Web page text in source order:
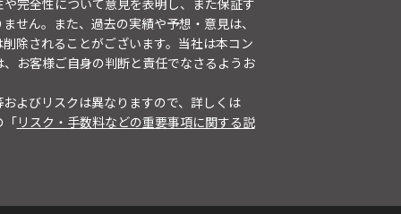
完全性について意見を表明し、また保証す
せん。また、過去の実績や予想・意見は、
除されることがございます。当社は本コン
お客様ご自身の判断と責任でなさるようお
よびリスクは異なりますので、詳しくは
「リスク・手数料などの重要事項に関する説